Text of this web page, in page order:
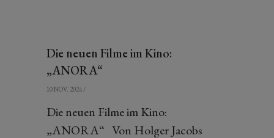
Die neuen Filme im Kino:
„ANORA“
10 NOV. 2024 /
Die neuen Filme im Kino:
„ANORA“ Von Holger Jacobs